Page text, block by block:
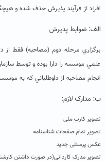
افراد از فرآيند پذيرش حذف شده و
الف: ضوابط پذیرش
برگزاري مرحله دوم (مصاحبه) فقط از
علمي موسسه را دارا بوده و توسط
انجام مصاحبه از داوطلباني كه به
ب: مدارک لازم:
تصویر کارت ملی
تصویر تمام صفحات شناسنامه
عکس پرسنلی جدید
تصویر مدرک کاردانی(در صورت داشتن